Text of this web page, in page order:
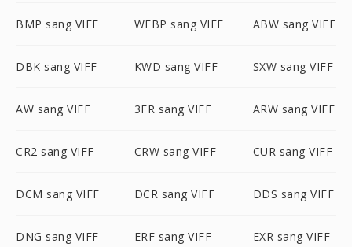
BMP sang VIFF WEBP sang VIFF ABW sang VIFF
DBK sang VIFF KWD sang VIFF SXW sang VIFF
AW sang VIFF 3FR sang VIFF ARW sang VIFF
CR2 sang VIFF CRW sang VIFF CUR sang VIFF
DCM sang VIFF DCR sang VIFF DDS sang VIFF
DNG sang VIFF ERF sang VIFF EXR sang VIFF